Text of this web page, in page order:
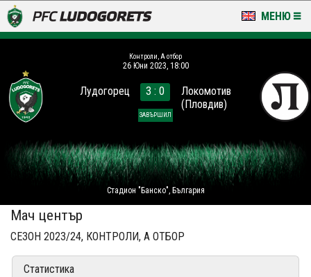
МЕНЮ
LUDOGORETS TV
НА ТЕРЕНА
СТАДИОН & БАЗИ
КЛУБ
ЗА ФЕНОВЕ
Контроли, А отбор
26 Юни 2023, 18:00
Лудогорец 3 : 0
ЗАВЪРШИЛ
Локомотив
(Пловдив)
Стадион "Банско", България
Мач център
СЕЗОН 2023/24, КОНТРОЛИ, А ОТБОР
Статистика